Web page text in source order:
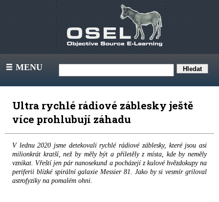
III MENU
Ultra rychlé rádiové záblesky ještě
více prohlubují záhadu
V lednu 2020 jsme detekovali rychlé rádiové záblesky, které jsou asi
milionkrát kratší, než by měly být a přiletěly z místa, kde by neměly
vznikat. Vřeští jen pár nanosekund a pocházejí z kulové hvězdokupy na
periferii blízké spirální galaxie Messier 81. Jako by si vesmír griloval
astrofyziky na pomalém ohni.